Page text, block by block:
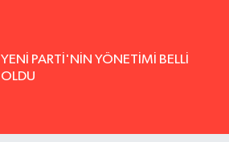
YENİ PARTİ'NİN YÖNETİMİ BELLİ
OLDU